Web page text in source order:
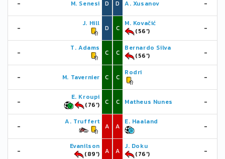
- M. Senesi D
-
J. Hill
D
-
T. Adams
C
- M. Tavernier C
-
E. Kroupi
(76')
C
-
A. Truffert
A
-
Evanilson
(89')
A
D A. Xusanov -
C
M. Kovačić
(56')
-
C
Bernardo Silva
(56')
-
C
Rodri
-
C Matheus Nunes -
A
E. Haaland
-
A
J. Doku
(76')
-